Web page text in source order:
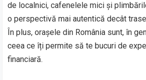
de localnici, cafenelele mici și
o perspectivă mai autentică decât
În plus, orașele din România sunt, în
ceea ce îți permite să te bucuri de
financiară.